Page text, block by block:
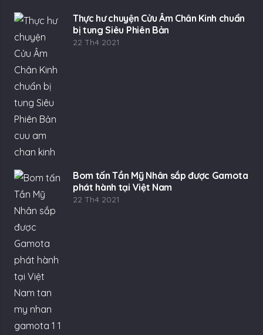
Thực hư chuyện Cửu Âm Chân Kinh chuẩn
bị tung Siêu Phiên Bản
22 Th4 2021
Bom tấn Tần Mỹ Nhân sắp được Gamota
phát hành tại Việt Nam
22 Th4 2021